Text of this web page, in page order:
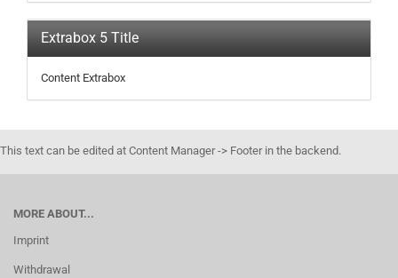
Extrabox 5 Title
Content Extrabox
This text can be edited at Content Manager -> Footer in the backend.
MORE ABOUT...
Imprint
Withdrawal